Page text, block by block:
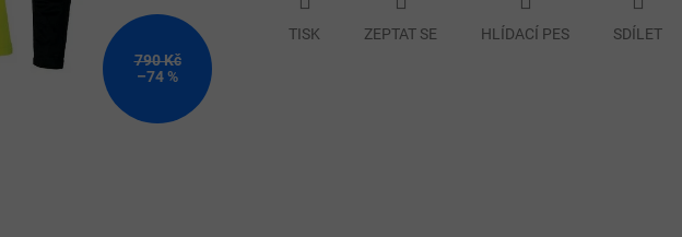
790 Kč
–74 %
TISK ZEPTAT SE HLÍDACÍ PES SDÍLET